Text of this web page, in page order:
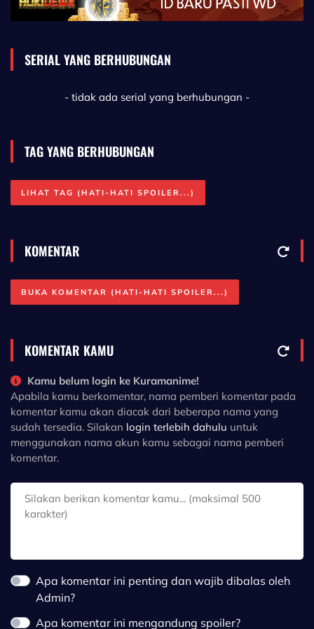
SERIAL YANG BERHUBUNGAN
- tidak ada serial yang berhubungan -
TAG YANG BERHUBUNGAN
LIHAT TAG (HATI-HATI SPOILER...)
KOMENTAR
BUKA KOMENTAR (HATI-HATI SPOILER...)
KOMENTAR KAMU
Kamu belum login ke Kuramanime!
Apabila kamu berkomentar, nama pemberi komentar pada
komentar kamu akan diacak dari beberapa nama yang
sudah tersedia. Silakan login terlebih dahulu untuk
menggunakan nama akun kamu sebagai nama pemberi
komentar.
Apa komentar ini penting dan wajib dibalas oleh
Admin?
Apa komentar ini mengandung spoiler?